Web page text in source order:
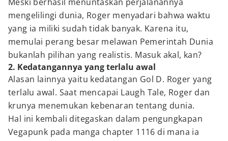
mengelilingi dunia, Roger menyadari bahwa waktu
yang ia miliki sudah tidak banyak. Karena itu,
memulai perang besar melawan Pemerintah Dunia
bukanlah pilihan yang realistis. Masuk akal, kan?
2. Kedatangannya yang terlalu awal
Alasan lainnya yaitu kedatangan Gol D. Roger yang
terlalu awal. Saat mencapai Laugh Tale, Roger dan
krunya menemukan kebenaran tentang dunia.
Hal ini kembali ditegaskan dalam pengungkapan
Vegapunk pada manga chapter 1116 di mana ia